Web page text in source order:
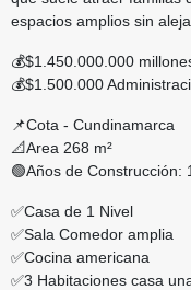
espacios amplios sin
💰$1.450.000.000
💰$1.500.000
📌Cota - Cundinamarca
📐Area 268 m²
🟢Años de Construcción:
✅Casa de 1 Nivel
✅Sala Comedor amplia
✅Cocina americana
✅3 Habitaciones casa